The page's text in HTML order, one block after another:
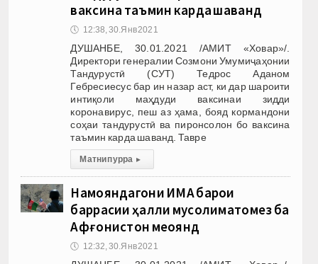
ваксина таъмин карда шаванд
🕔 12:38, 30.Янв 2021
ДУШАНБЕ, 30.01.2021 /АМИТ «Ховар»/.
Директори генералии Созмони Умумиҷаҳонии
Тандурустӣ (СУТ) Тедрос Аданом
Гебресиесус бар ин назар аст, ки дар шароити
интиқоли маҳдуди ваксинаи зидди
коронавирус, пеш аз ҳама, бояд кормандони
соҳаи тандурустӣ ва пиронсолон бо ваксина
таъмин карда шаванд. Тавре
Матни пурра ▸
Намояндагони ИМА барои
баррасии ҳалли мусолиматомез ба
Афғонистон меоянд
🕔 12:32, 30.Янв 2021